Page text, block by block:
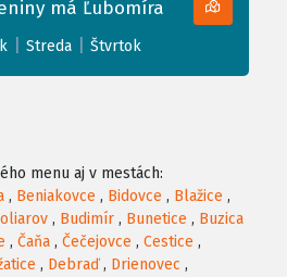
má Ľubomíra
Streda Štvrtok
menu aj v mestách:
, Beniakovce , Bidovce , Blažice ,
, Budimír , Bunetice , Buzica
, Čaňa , Čečejovce , Cestice ,
, Debraď, Drienovec ,